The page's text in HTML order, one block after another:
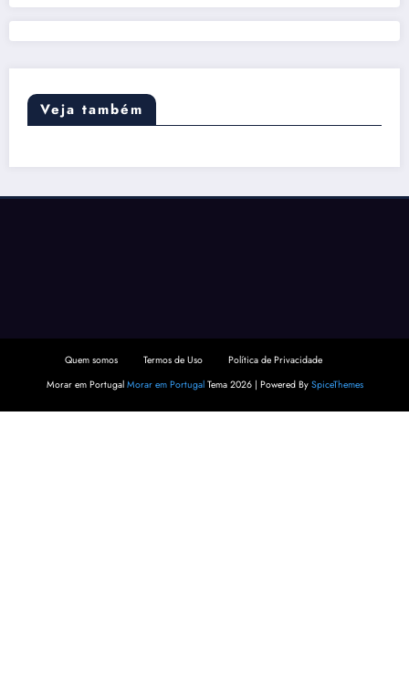
Veja também
Quem somos Termos de Uso
Política de Privacidade
Morar em Portugal Morar em PortugalTema 2026 | Powered By SpiceThemes